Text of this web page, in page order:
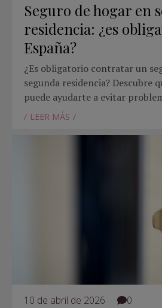
Seguro de hogar en
residencia: ¿es
España?
¿Es obligatorio contratar un
segunda residencia? Descubre
puede ayudarte a evitar
LEER MÁS
10 de abril de 2026 0